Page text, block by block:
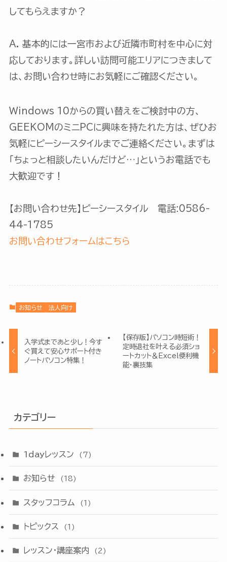
してもらえますか？
A. 基本的には一宮市および近隣市町村を中心に対
応しております。詳しい訪問可能エリアにつきまして
は、お問い合わせ時にお気軽にご確認ください。
Windows 10からの買い替えをご検討中の方、
GEEKOMのミニPCに興味を持たれた方は、ぜひお
気軽にピーシースタイルまでご連絡ください。まずは
「ちょっと相談したいんだけど…」というお電話でも
大歓迎です！
【お問い合わせ先】ピーシースタイル 電話:0586-
44-1785
お問い合わせフォームはこちら
お知らせ 法人向け
入学式まであと少し！今す
ぐ買えて安心サポート付き
ノートパソコン特集！
【保存版】パソコン時短術！
定時退社を叶える必須ショ
ートカット＆Excel便利機
能・裏技集
カテゴリー
1dayレッスン (7)
お知らせ (18)
スタッフコラム (1)
トピックス (1)
レッスン・講座案内 (2)